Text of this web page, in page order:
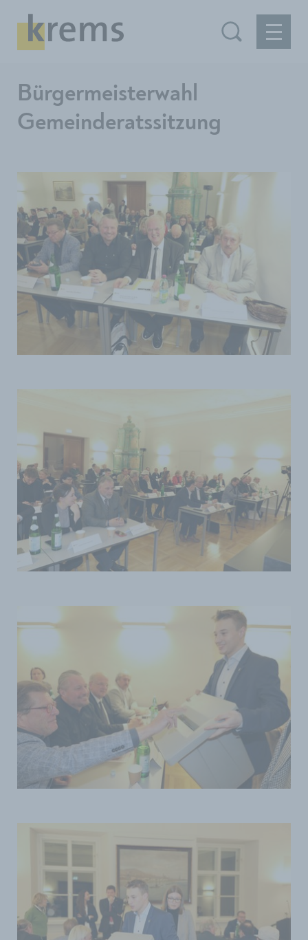
Bürgermeisterwahl
Gemeinderatssitzung